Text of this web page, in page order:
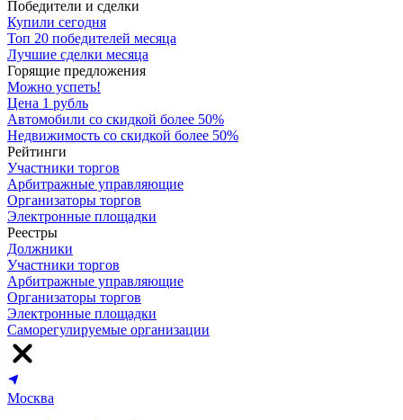
Победители и сделки
Купили сегодня
Топ 20 победителей месяца
Лучшие сделки месяца
Горящие предложения
Можно успеть!
Цена 1 рубль
Автомобили со скидкой более 50%
Недвижимость со скидкой более 50%
Рейтинги
Участники торгов
Арбитражные управляющие
Организаторы торгов
Электронные площадки
Реестры
Должники
Участники торгов
Арбитражные управляющие
Организаторы торгов
Электронные площадки
Саморегулируемые организации
Москва